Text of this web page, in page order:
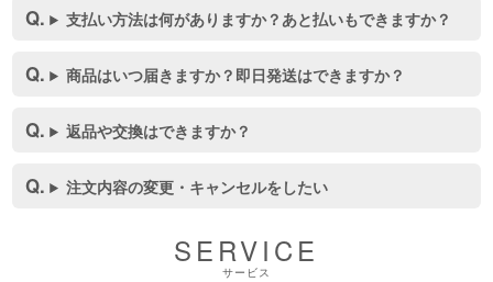
支払い方法は何がありますか？あと払いもできますか？
商品はいつ届きますか？即日発送はできますか？
返品や交換はできますか？
注文内容の変更・キャンセルをしたい
SERVICE
サービス